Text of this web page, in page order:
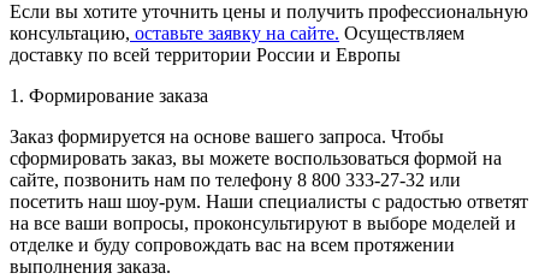
Если вы хотите уточнить цены и получить профессиональную
консультацию, оставьте заявку на сайте. Осуществляем
доставку по всей территории России и Европы
1. Формирование заказа
Заказ формируется на основе вашего запроса. Чтобы
сформировать заказ, вы можете воспользоваться формой на
сайте, позвонить нам по телефону 8 800 333-27-32 или
посетить наш шоу-рум. Наши специалисты с радостью ответят
на все ваши вопросы, проконсультируют в выборе моделей и
отделке и буду сопровождать вас на всем протяжении
выполнения заказа.